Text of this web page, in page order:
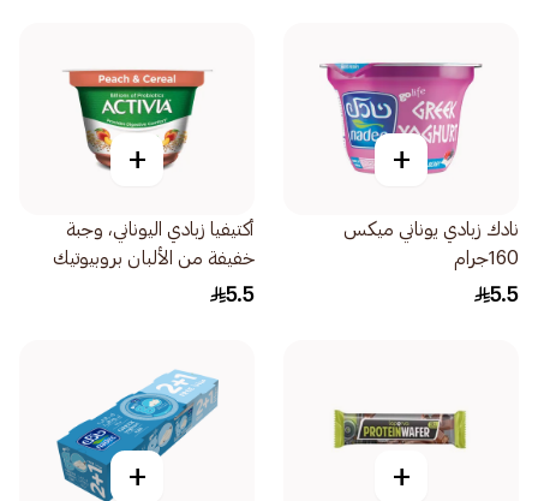
+
نادك زبادي يوناني ميكس
160جرام
5.5
+
أكتيفيا زبادي اليوناني، وجبة
خفيفة من الألبان بروبيوتيك
وألياف زبادي الخوخ والحبوب
5.5
+
+